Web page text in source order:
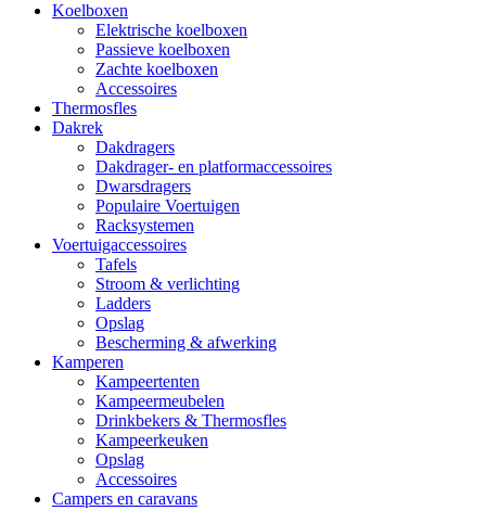
Koelboxen
Elektrische koelboxen
Passieve koelboxen
Zachte koelboxen
Accessoires
Thermosfles
Dakrek
Dakdragers
Dakdrager- en platformaccessoires
Dwarsdragers
Populaire Voertuigen
Racksystemen
Voertuigaccessoires
Tafels
Stroom & verlichting
Ladders
Opslag
Bescherming & afwerking
Kamperen
Kampeertenten
Kampeermeubelen
Drinkbekers & Thermosfles
Kampeerkeuken
Opslag
Accessoires
Campers en caravans